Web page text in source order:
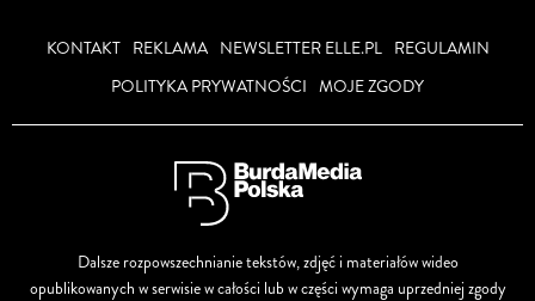
KONTAKT REKLAMA NEWSLETTER ELLE.PL
REGULAMIN
POLITYKA PRYWATNOŚCI MOJE ZGODY
Dalsze rozpowszechnianie tekstów, zdjęć i materiałów wideo
opublikowanych w serwisie w całości lub w części wymaga uprzedniej zgody